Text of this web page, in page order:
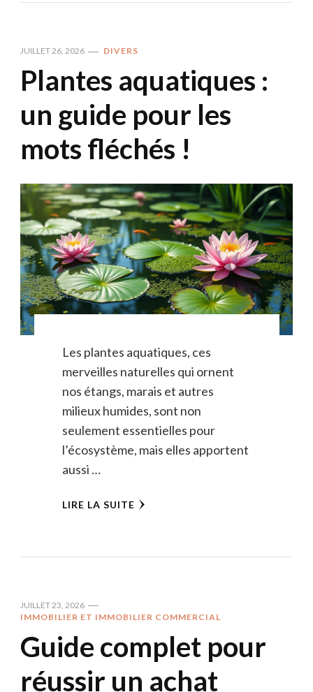
JUILLET 26, 2026 DIVERS
Plantes aquatiques :
un guide pour les
mots fléchés !
Les plantes aquatiques, ces
merveilles naturelles qui ornent
nos étangs, marais et autres
milieux humides, sont non
seulement essentielles pour
l’écosystème, mais elles apportent
aussi …
LIRE LA SUITE
JUILLET 23, 2026
IMMOBILIER ET IMMOBILIER COMMERCIAL
Guide complet pour
réussir un achat